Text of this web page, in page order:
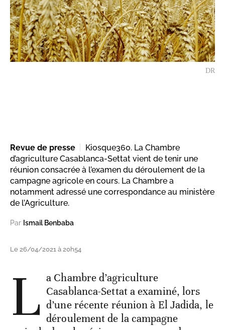
DR
Revue de presse
Kiosque360. La Chambre
d’agriculture Casablanca-Settat vient de tenir une
réunion consacrée à l’examen du déroulement de la
campagne agricole en cours. La Chambre a
notamment adressé une correspondance au ministère
de l’Agriculture.
Par Ismail Benbaba
Le 26/04/2021 à 20h54
L a Chambre d’agriculture
Casablanca-Settat a examiné, lors
d’une récente réunion à El Jadida, le
déroulement de la campagne